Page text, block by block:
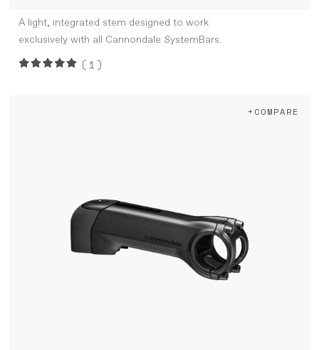
A light, integrated stem designed to work
exclusively with all Cannondale SystemBars.
(1)
+COMPARE